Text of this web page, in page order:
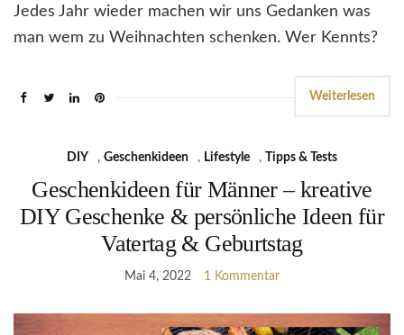
Jedes Jahr wieder machen wir uns Gedanken was
man wem zu Weihnachten schenken. Wer Kennts?
Weiterlesen
DIY , Geschenkideen , Lifestyle , Tipps & Tests
Geschenkideen für Männer – kreative
DIY Geschenke & persönliche Ideen für
Vatertag & Geburtstag
Mai 4, 2022 1 Kommentar